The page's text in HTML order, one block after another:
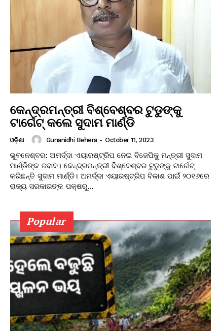
କେନ୍ଦ୍ରମନ୍ତ୍ରୀ ବିଶ୍ବେଶ୍ବର ଟୁଡୁଙ୍କୁ
ଟାର୍ଗେଟ୍ କଲେ ସୁଦାମ ମାର୍ଣ୍ଡି
ଓଡ଼ିଶା Gunanidhi Behera - October 11, 2023
ଭୁବନେଶ୍ବର: ଅମର୍ଦ୍ଦା ଏୟାରଷ୍ଟ୍ରିପ ନେଇ ବିଜେପିକୁ ମନ୍ତ୍ରୀ ସୁଦାମ
ମାର୍ଣ୍ଡିଙ୍କ ଜବାବ। କେନ୍ଦ୍ରମନ୍ତ୍ରୀ ବିଶ୍ବେଶ୍ବର ଟୁଡୁଙ୍କୁ ଟାର୍ଗେଟ୍
କରିଛନ୍ତି ସୁଦାମ ମାର୍ଣ୍ଡି। ଅମର୍ଦ୍ଦା ଏୟାରଷ୍ଟ୍ରିପ ବିକାଶ ପାଇଁ ୨୦୧୬ରେ
ରାଜ୍ୟ ସରକାରଙ୍କ ପକ୍ଷରୁ...
Popular